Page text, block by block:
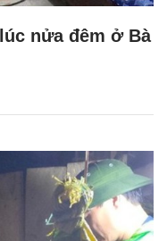
nửa đêm ở Bà